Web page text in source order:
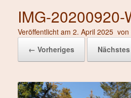
IMG-20200920-
Veröffentlicht am 2. April 2025 von
← Vorheriges